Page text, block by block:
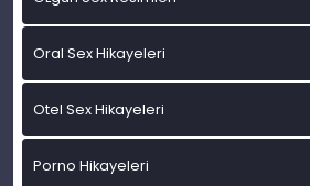
Oral Sex Hikayeleri
Otel Sex Hikayeleri
Porno Hikayeleri